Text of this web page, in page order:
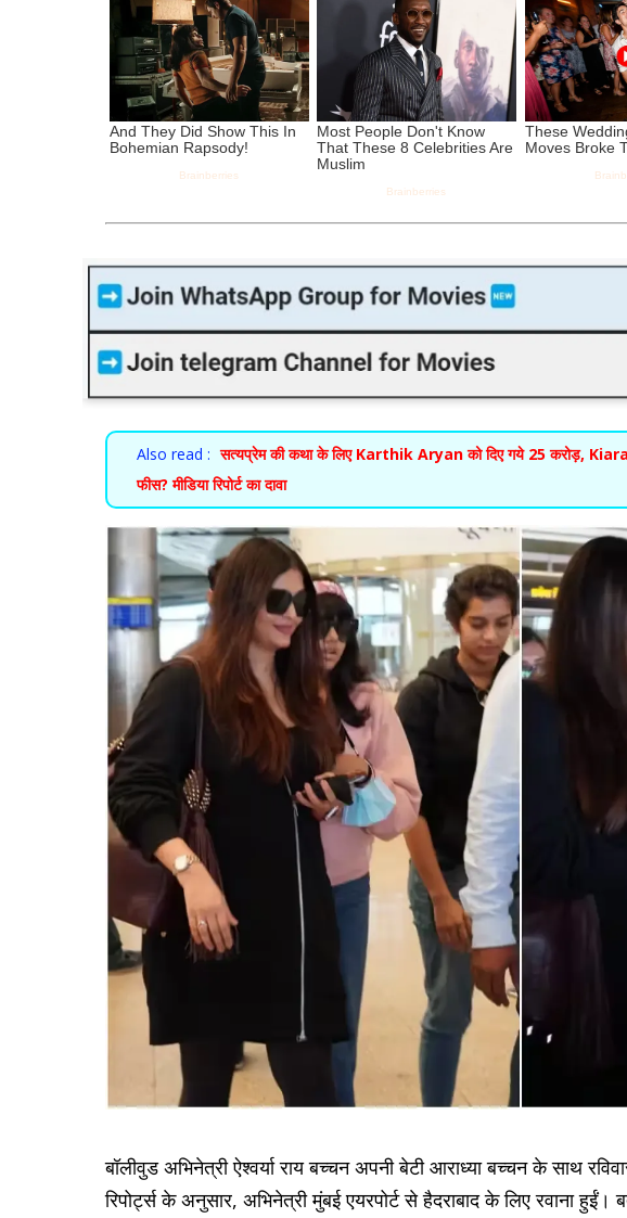
Also read : सत्यप्रेम की कथा के लिए Karthik Aryan को दिए गये 25 करोड़,
फीस? मीडिया रिपोर्ट का दावा
बॉलीवुड अभिनेत्री ऐश्वर्या राय बच्चन अपनी बेटी आराध्या बच्चन के साथ
रिपोर्ट्स के अनुसार, अभिनेत्री मुंबई एयरपोर्ट से हैदराबाद के लिए रवाना हुईं।